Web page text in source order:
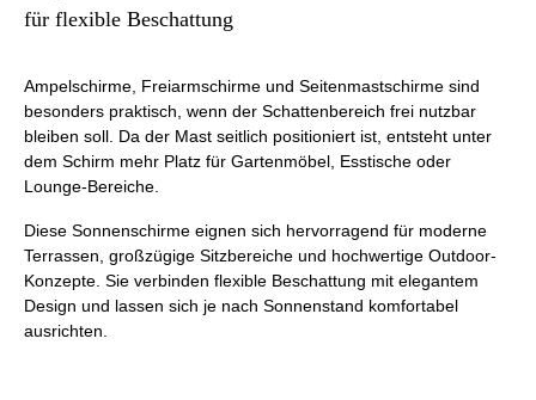
für flexible Beschattung
Ampelschirme, Freiarmschirme und Seitenmastschirme sind
besonders praktisch, wenn der Schattenbereich frei nutzbar
bleiben soll. Da der Mast seitlich positioniert ist, entsteht unter
dem Schirm mehr Platz für Gartenmöbel, Esstische oder
Lounge-Bereiche.
Diese Sonnenschirme eignen sich hervorragend für moderne
Terrassen, großzügige Sitzbereiche und hochwertige Outdoor-
Konzepte. Sie verbinden flexible Beschattung mit elegantem
Design und lassen sich je nach Sonnenstand komfortabel
ausrichten.